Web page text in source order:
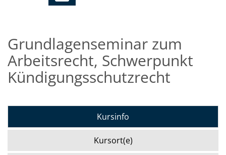
Grundlagenseminar zum
Arbeitsrecht, Schwerpunkt
Kündigungsschutzrecht
Kursinfo
Kursort(e)